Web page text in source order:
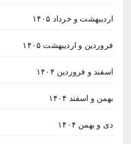
اردیبهشت و خرداد ۱۴۰۵
فروردین و اردیبهشت ۱۴۰۵
اسفند و فروردین ۱۴۰۴
بهمن و اسفند ۱۴۰۴
دی و بهمن ۱۴۰۴